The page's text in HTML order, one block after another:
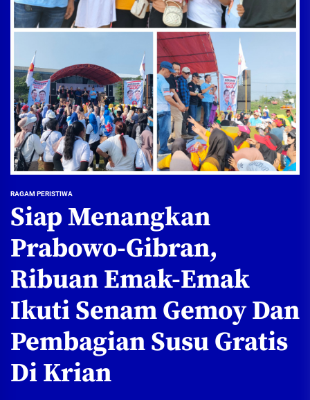
RAGAM PERISTIWA
Siap Menangkan
Prabowo-Gibran,
Ribuan Emak-Emak
Ikuti Senam Gemoy Dan
Pembagian Susu Gratis
Di Krian